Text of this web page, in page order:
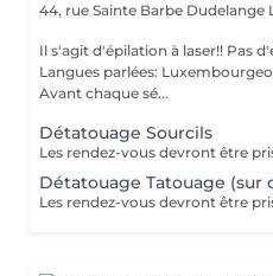
44, rue Sainte Barbe Dudelange
Il s'agit d'épilation à laser!! Pas d'épilation à la cire ni au fil!
Langues parlées:
Avant chaque sé...
Détatouage Sourcils
Détatouage Tatouage (sur